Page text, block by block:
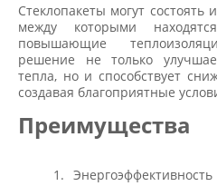
Стеклопакеты могут состоять
между которыми
повышающие
решение не только
тепла, но и способствует
создавая благоприятные
Преимущества
Энергоэффективность